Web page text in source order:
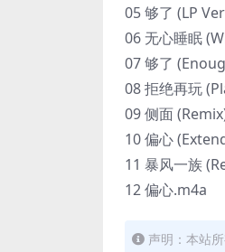
05 够了 (LP
06 无心睡眠
07 够了
08 拒绝再玩
09 侧面
10 偏心
11 暴风一族
12 偏心.m4a
声明：本站